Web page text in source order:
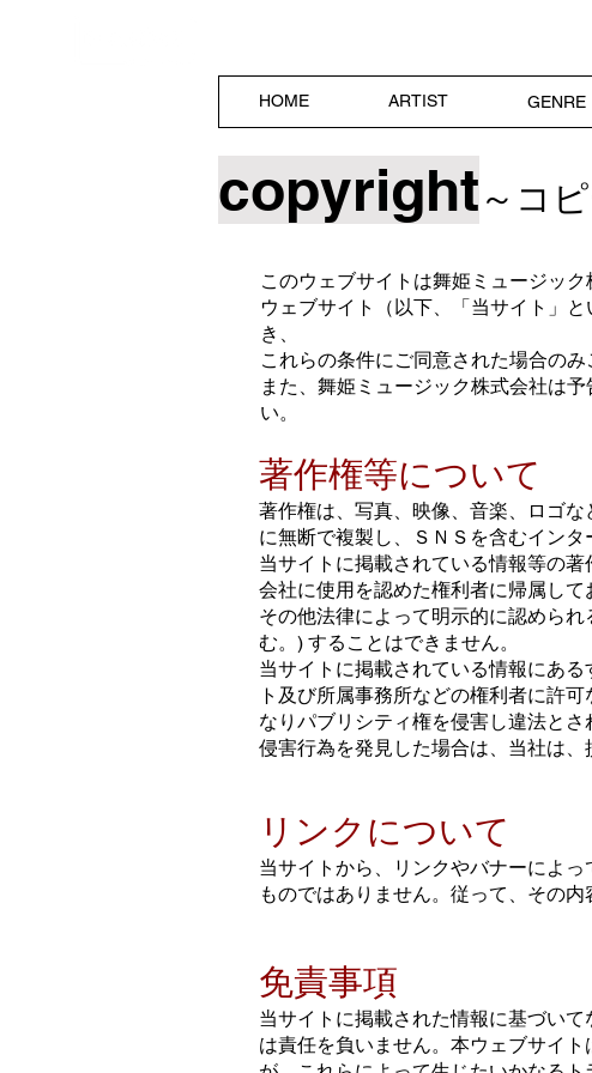
copyright～コ
このウェブサイトは舞姫ミュージッ
ウェブサイト（以下、「当サイト」
き、
これらの条件にご同意された場合のみ
また、舞姫ミュージック株式会社は
い。
著作権等について
著作権は、写真、映像、音楽、ロゴ
に無断で複製し、ＳＮＳを含むイン
当サイトに掲載されている情報等の
会社に使用を認めた権利者に帰属し
その他法律によって明示的に認めら
む。) することはできません。
当サイトに掲載されている情報にあ
ト及び所属事務所などの権利者に許
なりパブリシティ権を侵害し違法とさ
侵害行為を発見した場合は、当社は、
リンクについて
当サイトから、リンクやバナーによ
ものではありません。従って、その
免責事項
当サイトに掲載された情報に基づい
は責任を負いません。本ウェブサイ
HOME ARTIST GENRE